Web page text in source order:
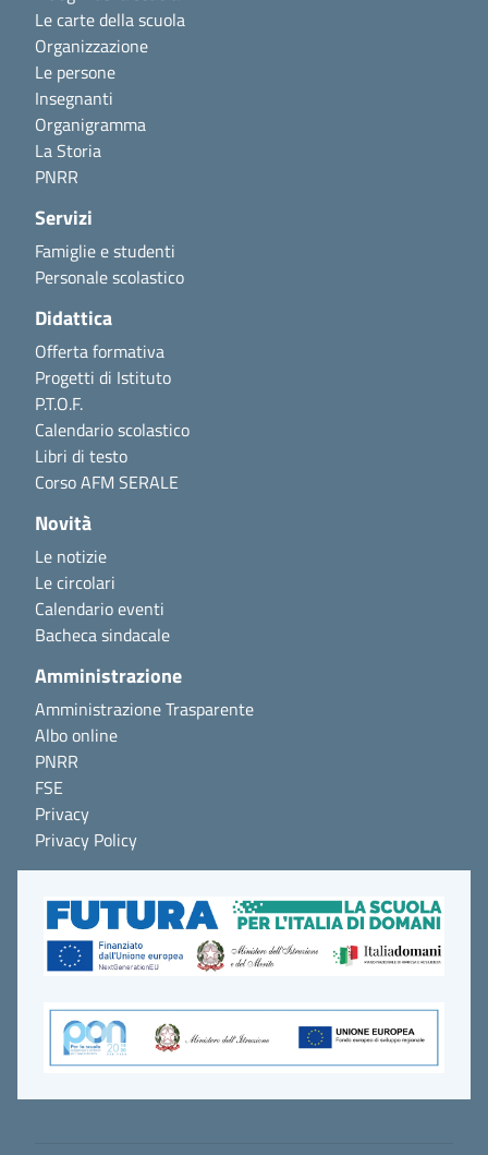
Le carte della scuola
Organizzazione
Le persone
Insegnanti
Organigramma
La Storia
PNRR
Servizi
Famiglie e studenti
Personale scolastico
Didattica
Offerta formativa
Progetti di Istituto
P.T.O.F.
Calendario scolastico
Libri di testo
Corso AFM SERALE
Novità
Le notizie
Le circolari
Calendario eventi
Bacheca sindacale
Amministrazione
Amministrazione Trasparente
Albo online
PNRR
FSE
Privacy
Privacy Policy